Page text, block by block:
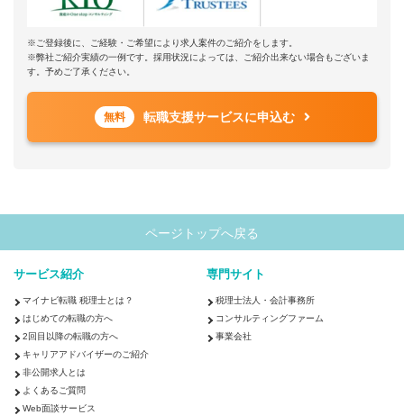
※ご登録後に、ご経験・ご希望により求人案件のご紹介をします。
※弊社ご紹介実績の一例です。採用状況によっては、ご紹介出来ない場合もございま
す。予めご了承ください。
無料 転職支援サービスに申込む
ページトップへ戻る
サービス紹介
マイナビ転職 税理士とは？
はじめての転職の方へ
2回目以降の転職の方へ
キャリアアドバイザーのご紹介
非公開求人とは
よくあるご質問
Web面談サービス
専門サイト
税理士法人・会計事務所
コンサルティングファーム
事業会社